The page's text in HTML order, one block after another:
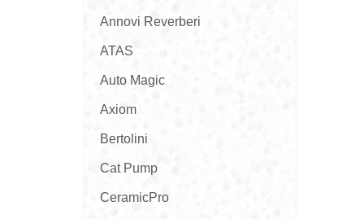
Annovi Reverberi
ATAS
Auto Magic
Axiom
Bertolini
Cat Pump
CeramicPro